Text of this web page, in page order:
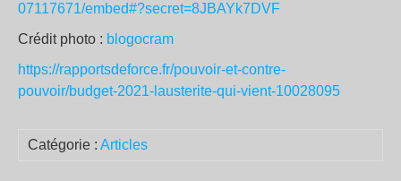
07117671/embed#?secret=8JBAYk7DVF
Crédit photo : blogocram
https://rapportsdeforce.fr/pouvoir-et-contre-
pouvoir/budget-2021-lausterite-qui-vient-10028095
Catégorie : Articles